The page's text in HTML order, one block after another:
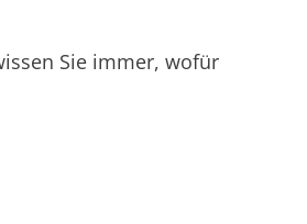
Sie immer, wofür